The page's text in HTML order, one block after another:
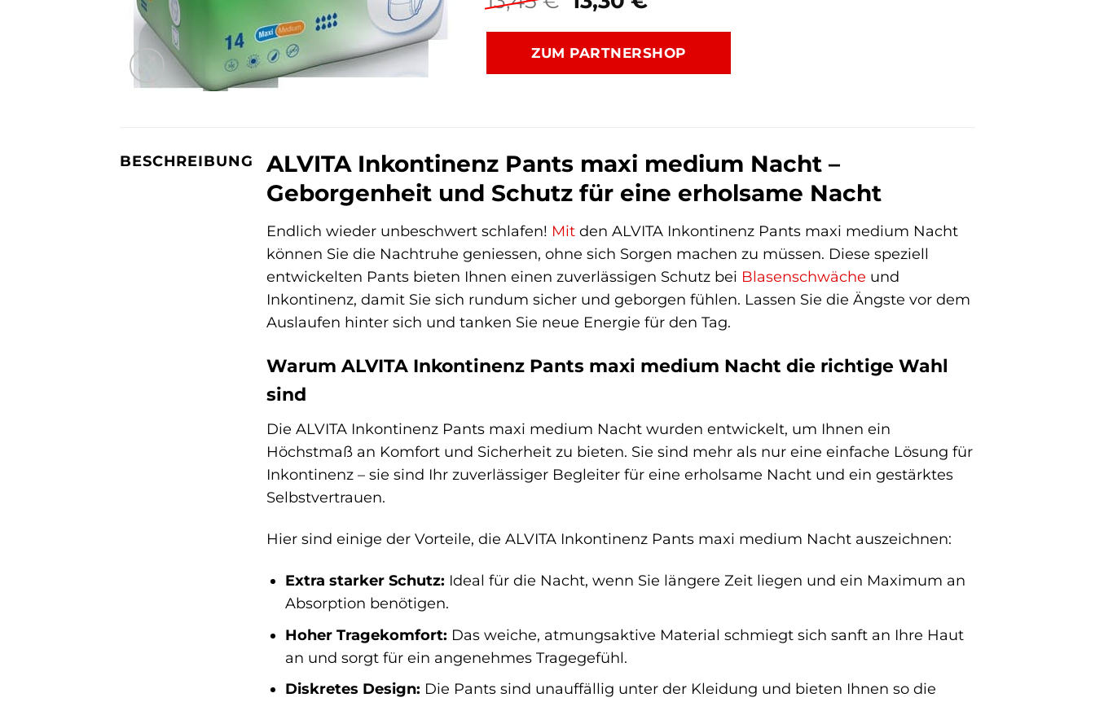
war:
13,45 €
ist:
13,30 €.
ZUM PARTNERSHOP
BESCHREIBUNG
ALVITA Inkontinenz Pants maxi medium Nacht –
Geborgenheit und Schutz für eine erholsame Nacht
Endlich wieder unbeschwert schlafen! Mit den ALVITA Inkontinenz Pants maxi medium Nacht
können Sie die Nachtruhe geniessen, ohne sich Sorgen machen zu müssen. Diese speziell
entwickelten Pants bieten Ihnen einen zuverlässigen Schutz bei Blasenschwäche und
Inkontinenz, damit Sie sich rundum sicher und geborgen fühlen. Lassen Sie die Ängste vor dem
Auslaufen hinter sich und tanken Sie neue Energie für den Tag.
Warum ALVITA Inkontinenz Pants maxi medium Nacht die richtige Wahl
sind
Die ALVITA Inkontinenz Pants maxi medium Nacht wurden entwickelt, um Ihnen ein
Höchstmaß an Komfort und Sicherheit zu bieten. Sie sind mehr als nur eine einfache Lösung für
Inkontinenz – sie sind Ihr zuverlässiger Begleiter für eine erholsame Nacht und ein gestärktes
Selbstvertrauen.
Hier sind einige der Vorteile, die ALVITA Inkontinenz Pants maxi medium Nacht auszeichnen:
Extra starker Schutz: Ideal für die Nacht, wenn Sie längere Zeit liegen und ein Maximum an
Absorption benötigen.
Hoher Tragekomfort: Das weiche, atmungsaktive Material schmiegt sich sanft an Ihre Haut
an und sorgt für ein angenehmes Tragegefühl.
Diskretes Design: Die Pants sind unauffällig unter der Kleidung und bieten Ihnen so die